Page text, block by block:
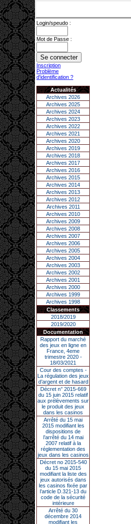
Login/speudo :
Mot de Passe :
Inscription
Problème
d'identification ?
Actualités
Archives 2026
Archives 2025
Archives 2024
Archives 2023
Archives 2022
Archives 2021
Archives 2020
Archives 2019
Archives 2018
Archives 2017
Archives 2016
Archives 2015
Archives 2014
Archives 2013
Archives 2012
Archives 2011
Archives 2010
Archives 2009
Archives 2008
Archives 2007
Archives 2006
Archives 2005
Archives 2004
Archives 2003
Archives 2002
Archives 2001
Archives 2000
Archives 1999
Archives 1998
Classements
2018/2019
2019/2020
Documentation
Rapport du marché
des jeux en ligne en
France, 4eme
trimestre 2020 -
18/03/2021
Cour des comptes -
La régulation des jeux
d’argent et de hasard
Décret n° 2015-669
du 15 juin 2015 relatif
aux prélèvements sur
le produit des jeux
dans les casinos
Arrêté du 15 mai
2015 modifiant les
dispositions de
l’arrêté du 14 mai
2007 relatif à la
réglementation des
jeux dans les casinos
Décret no 2015-540
du 15 mai 2015
modifiant la liste des
jeux autorisés dans
les casinos fixée par
l’article D.321-13 du
code de la sécurité
intérieure
Arrêté du 30
décembre 2014
modifiant les